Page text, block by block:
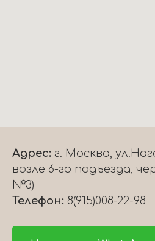
Адрес: г. Москва,
возле 6-го подъезда,
№3)
Телефон: 8(915)008-22-98